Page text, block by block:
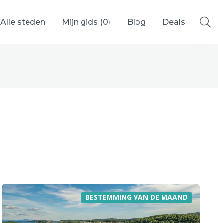
Alle steden Mijn gids (0) Blog Deals
BESTEMMING VAN DE MAAND